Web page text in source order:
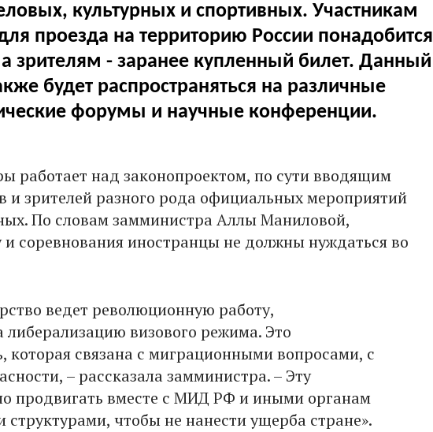
культурных и спортивных. Участникам
проезда на территорию России понадобится
зрителям - заранее купленный билет. Данный
будет распространяться на различные
форумы и научные конференции.
работает над законопроектом, по сути вводящим
и зрителей разного рода официальных мероприятий
По словам замминистра Аллы Маниловой,
соревнования иностранцы не должны нуждаться во
ведет революционную работу,
визового режима. Это
которая связана с миграционными вопросами, с
– рассказала замминистра. – Эту
продвигать вместе с МИД РФ и иными органам
структурами, чтобы не нанести ущерба стране».